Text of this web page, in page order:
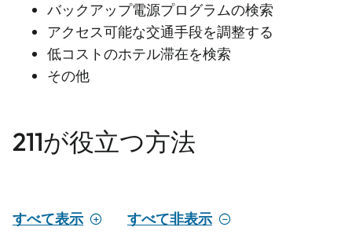
バックアップ電源プログラムの検索
アクセス可能な交通手段を調整する
低コストのホテル滞在を検索
その他
211が役立つ方法
すべて表示 すべて非表示